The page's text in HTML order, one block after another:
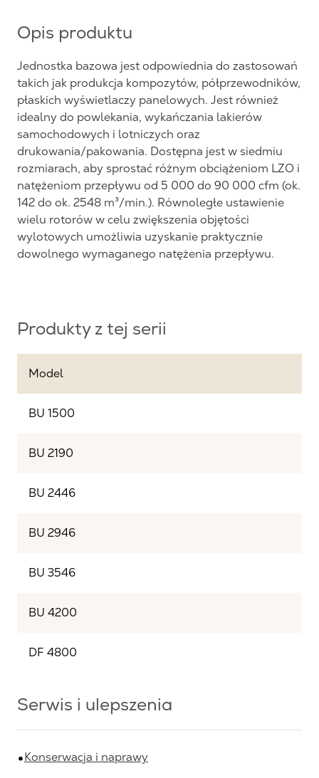
Opis produktu
Jednostka bazowa jest odpowiednia do zastosowań
takich jak produkcja kompozytów, półprzewodników,
płaskich wyświetlaczy panelowych. Jest również
idealny do powlekania, wykańczania lakierów
samochodowych i lotniczych oraz
drukowania/pakowania. Dostępna jest w siedmiu
rozmiarach, aby sprostać różnym obciążeniom LZO i
natężeniom przepływu od 5 000 do 90 000 cfm (ok.
142 do ok. 2548 m³/min.). Równoległe ustawienie
wielu rotorów w celu zwiększenia objętości
wylotowych umożliwia uzyskanie praktycznie
dowolnego wymaganego natężenia przepływu.
Produkty z tej serii
Model
BU 1500
BU 2190
BU 2446
BU 2946
BU 3546
BU 4200
DF 4800
Serwis i ulepszenia
Konserwacja i naprawy